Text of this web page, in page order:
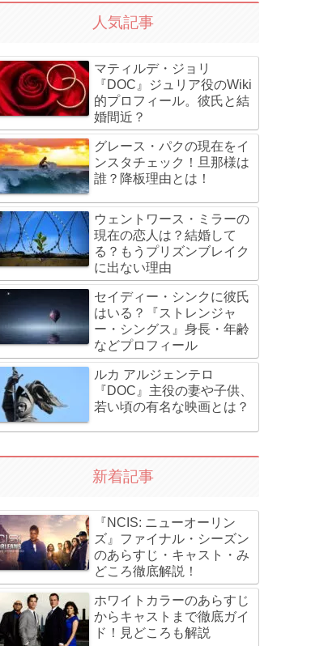
人気記事
マティルデ・ジョリ
『DOC』ジュリア役のWiki
的プロフィール。彼氏と結
婚間近？
グレース・パクの現在をイ
ンスタチェック！旦那様は
誰？降板理由とは！
ウェントワース・ミラーの
現在の恋人は？結婚して
る？もうプリズンブレイク
に出ない理由
セイディー・シンクに彼氏
はいる？『ストレンジャ
ー・シングス』身長・年齢
などプロフィール
ルカ アルジェンテロ
『DOC』主役の妻や子供、
若い頃の有名な映画とは？
新着記事
『NCIS: ニューオーリン
ズ』ファイナル・シーズン
のあらすじ・キャスト・み
どころ徹底解説！
ホワイトカラーのあらすじ
からキャストまで徹底ガイ
ド！見どころも解説